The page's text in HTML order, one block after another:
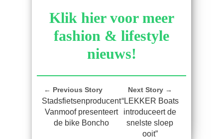
Klik hier voor meer
fashion & lifestyle
nieuws!
← Previous Story
Stadsfietsenproducent
Vanmoof presenteert
de bike Boncho
Next Story →
“LEKKER Boats
introduceert de
snelste sloep
ooit”